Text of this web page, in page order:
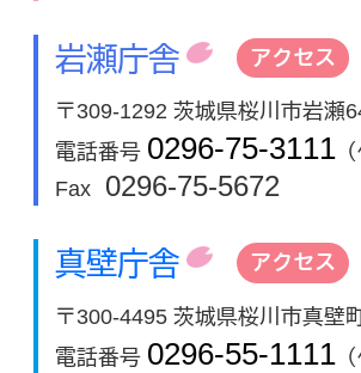
岩瀬庁舎 アクセス
〒309-1292 茨城県桜川市岩瀬
電話番号 0296-75-3111
Fax
0296-75-5672
真壁庁舎 アクセス
〒300-4495 茨城県桜川市真壁
電話番号 0296-55-1111